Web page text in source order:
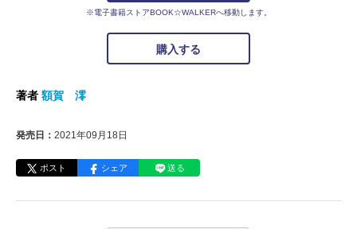
※電子書籍ストアBOOK☆WALKERへ移動します。
購入する
著者 額賀 澪
発売日： 2021年09月18日
ポスト シェア 送る